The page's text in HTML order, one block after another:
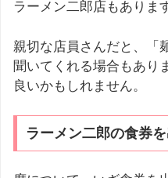
ラーメン二郎店もありま
親切な店員さんだと、「
聞いてくれる場合もあり
良いかもしれません。
ラーメン二郎の食券